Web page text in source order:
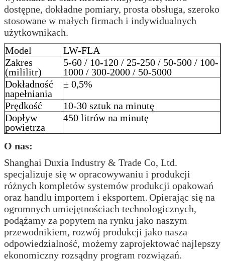
dostępne, dokładne pomiary, prosta obsługa, szeroko
stosowane w małych firmach i indywidualnych
użytkownikach.
Model
LW-FLA
Zakres
(mililitr)
5-60 / 10-120 / 25-250 / 50-500 / 100-
1000 / 300-2000 / 50-5000
Dokładność
napełniania
± 0,5%
Prędkość
10-30 sztuk na minutę
Dopływ
powietrza
450 litrów na minutę
O nas:
Shanghai Duxia Industry & Trade Co, Ltd.
specjalizuje się w opracowywaniu i produkcji
różnych kompletów systemów produkcji opakowań
oraz handlu importem i eksportem.Opierając się na
ogromnych umiejętnościach technologicznych,
podążamy za popytem na rynku jako naszym
przewodnikiem, rozwój produkcji jako nasza
odpowiedzialność, możemy zaprojektować najlepszy
ekonomiczny rozsądny program rozwiązań.